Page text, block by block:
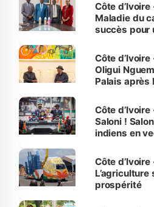
Côte
Maladie du
succès pour
Côte
Oligui
Palais après
Côte
Saloni !
indiens en
Côte
prospérité